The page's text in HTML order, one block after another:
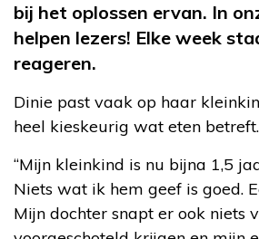
bij het oplossen ervan. In
helpen lezers! Elke week
reageren.
Dinie past vaak op haar
heel kieskeurig wat eten
“Mijn kleinkind is nu bijna 1,5
Niets wat ik hem geef is goed.
Mijn dochter snapt er ook niets